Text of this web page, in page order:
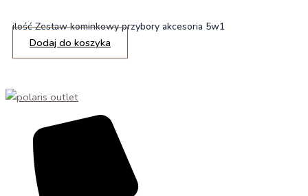
ilość Zestaw kominkowy przybory akcesoria 5w1
Dodaj do koszyka